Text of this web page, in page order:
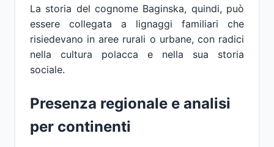
La storia del cognome Baginska, quindi, può
essere collegata a lignaggi familiari che
risiedevano in aree rurali o urbane, con radici
nella cultura polacca e nella sua storia
sociale.
Presenza regionale e analisi
per continenti